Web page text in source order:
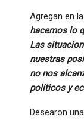
Agregan en
hacemos lo
Las
nuestras
no nos
políticos y
Desearon